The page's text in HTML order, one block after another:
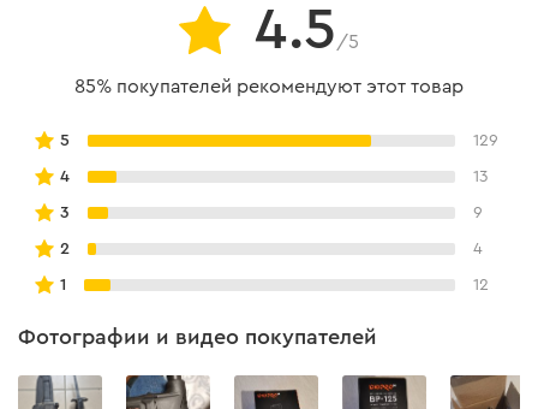
Амплитуда колебаний
Тип хвостовика насадки
Тип аккумулятора Li-ion
Регулирования колебаний есть
Подсветка рабочей зоны
Тип двигателя коллекторный
4.5 /5
85% покупателей рекомендуют этот товар
5 129
4 13
3 9
2 4
1 12
Фотографии и видео покупателей